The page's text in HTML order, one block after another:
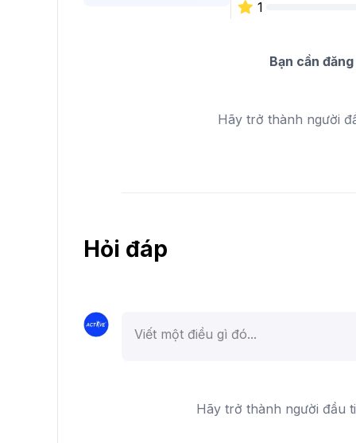
1
Bạn cần
Hãy trở thành người
Hỏi đáp
Hãy trở thành người đầu